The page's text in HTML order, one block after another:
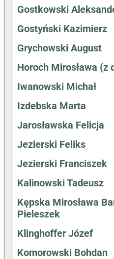
Gostkowski
Gostyński Kazimierz
Grychowski August
Horoch Mirosława (z
Iwanowski Michał
Izdebska Marta
Jarosławska Felicja
Jezierski Feliks
Jezierski Franciszek
Kalinowski Tadeusz
Kępska Mirosława
Pieleszek
Klinghoffer Józef
Komorowski Bohdan